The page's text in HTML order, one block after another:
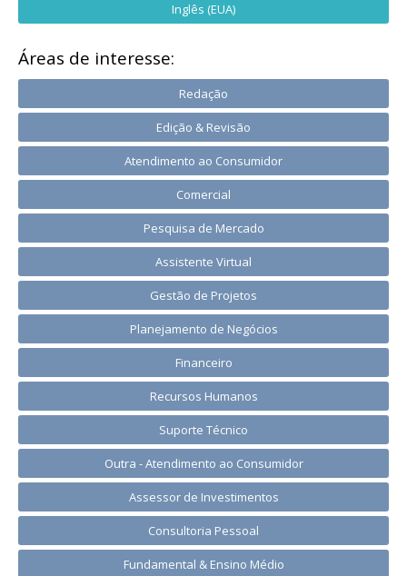
Inglês (EUA)
Áreas de interesse:
Redação
Edição & Revisão
Atendimento ao Consumidor
Comercial
Pesquisa de Mercado
Assistente Virtual
Gestão de Projetos
Planejamento de Negócios
Financeiro
Recursos Humanos
Suporte Técnico
Outra - Atendimento ao Consumidor
Assessor de Investimentos
Consultoria Pessoal
Fundamental & Ensino Médio